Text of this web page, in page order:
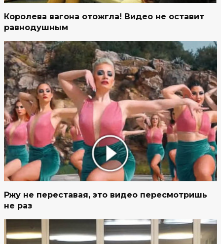
Королева вагона отожгла! Видео не оставит
равнодушным
Ржу не переставая, это видео пересмотришь
не раз